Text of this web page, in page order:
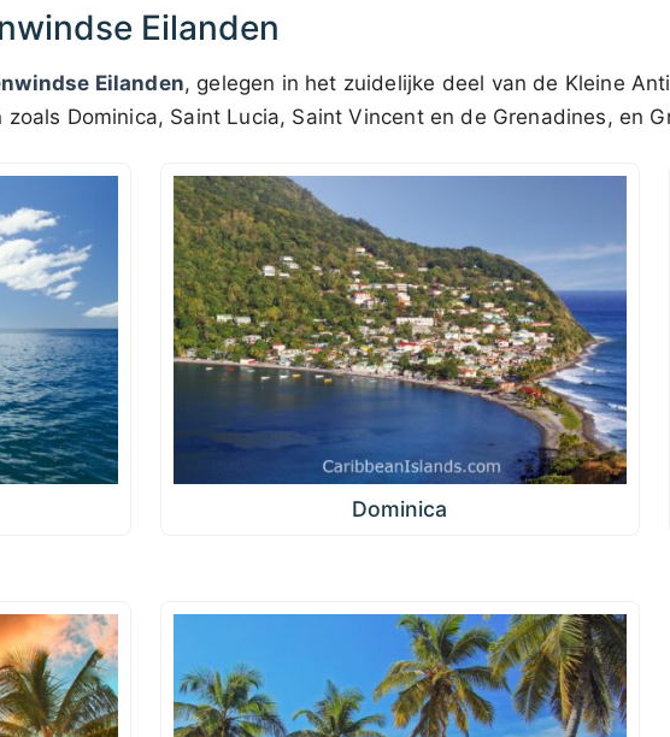
Eilanden
Eilanden, gelegen in het zuidelijke deel van de Kleine
zoals Dominica, Saint Lucia, Saint Vincent en de Grenadines, en
Dominica